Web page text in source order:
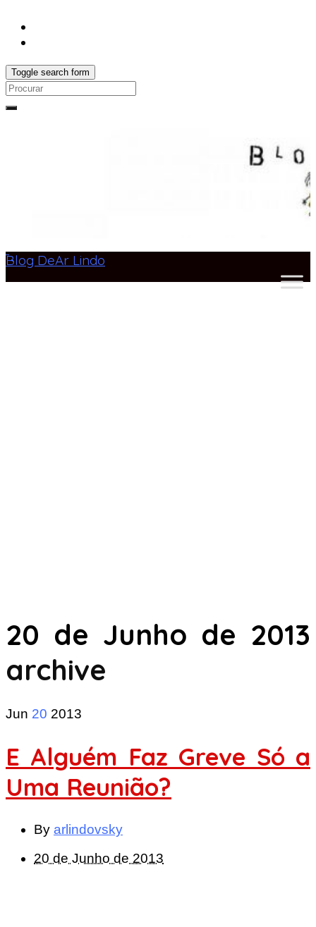
Toggle search form
Search
Blog DeAr Lindo
20 de Junho de 2013
archive
Jun 20 2013
E Alguém Faz Greve Só a
Uma Reunião?
By arlindovsky
20 de Junho de 2013